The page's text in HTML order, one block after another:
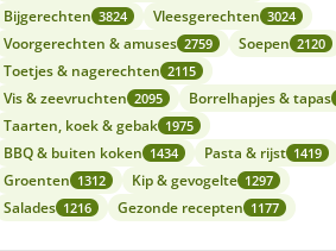
Bijgerechten 3824 Vleesgerechten 3024
Voorgerechten & amuses 2759 Soepen 2120
Toetjes & nagerechten 2115
Vis & zeevruchten 2095 Borrelhapjes & tapas
Taarten, koek & gebak 1975
BBQ & buiten koken 1434 Pasta & rijst 1419
Groenten 1312 Kip & gevogelte 1297
Salades 1216 Gezonde recepten 1177